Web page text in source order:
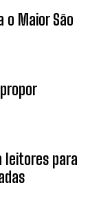
o Maior São
leitores para